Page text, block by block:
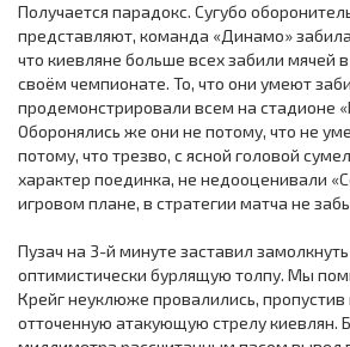
Получается парадокс. Сугубо
представляют, команда «Динамо»
что киевляне больше всех забили мячей
своём чемпионате. То, что они умеют
продемонстрировали всем на стадионе
Оборонялись же они не потому, что не
потому, что трезво, с ясной головой
характер поединка, не недооценивали
игровом плане, в стратегии матча не
Пузач на 3-й минуте заставил
оптимистически бурлящую толпу. Мы
Крейг неуклюже провалились,
отточенную атакующую стрелу киевлян.